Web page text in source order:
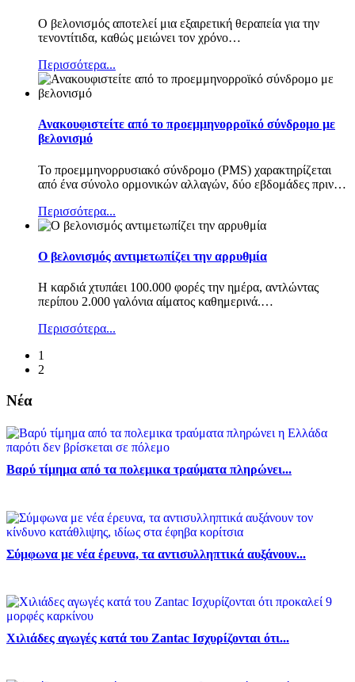
Ο βελονισμός αποτελεί μια εξαιρετική θεραπεία για την
τενοντίτιδα, καθώς μειώνει τον χρόνο…
Περισσότερα...
Ανακουφιστείτε από το προεμμηνορροϊκό σύνδρομο με
βελονισμό
Το προεμμηνορρυσιακό σύνδρομο (PMS) χαρακτηρίζεται
από ένα σύνολο ορμονικών αλλαγών, δύο εβδομάδες πριν…
Περισσότερα...
Ο βελονισμός αντιμετωπίζει την αρρυθμία
Η καρδιά χτυπάει 100.000 φορές την ημέρα, αντλώντας
περίπου 2.000 γαλόνια αίματος καθημερινά.…
Περισσότερα...
1
2
Νέα
Βαρύ τίμημα από τα πολεμικα τραύματα πληρώνει...
Σύμφωνα με νέα έρευνα, τα αντισυλληπτικά αυξάνουν...
Χιλιάδες αγωγές κατά του Zantac Ισχυρίζονται ότι...